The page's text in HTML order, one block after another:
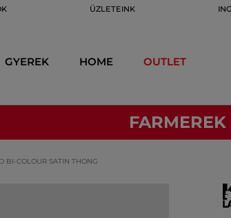
ÜZLETEINK
GYEREK HOME OUTLET
BI-COLOUR SATIN THONG